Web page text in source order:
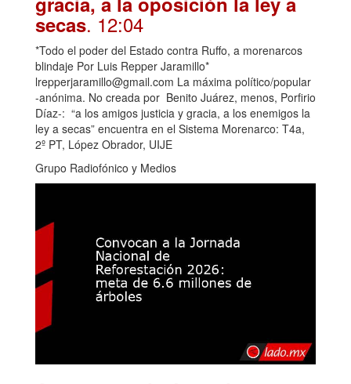
secas. 12:04
*Todo el poder del Estado contra Ruffo, a morenarcos
blindaje Por Luis Repper Jaramillo*
lrepperjaramillo@gmail.com La máxima político/popular
-anónima. No creada por Benito Juárez, menos, Porfirio
Díaz-: “a los amigos justicia y gracia, a los enemigos la
ley a secas” encuentra en el Sistema Morenarco: T4a,
2º PT, López Obrador, UIJE
Grupo Radiofónico y Medios